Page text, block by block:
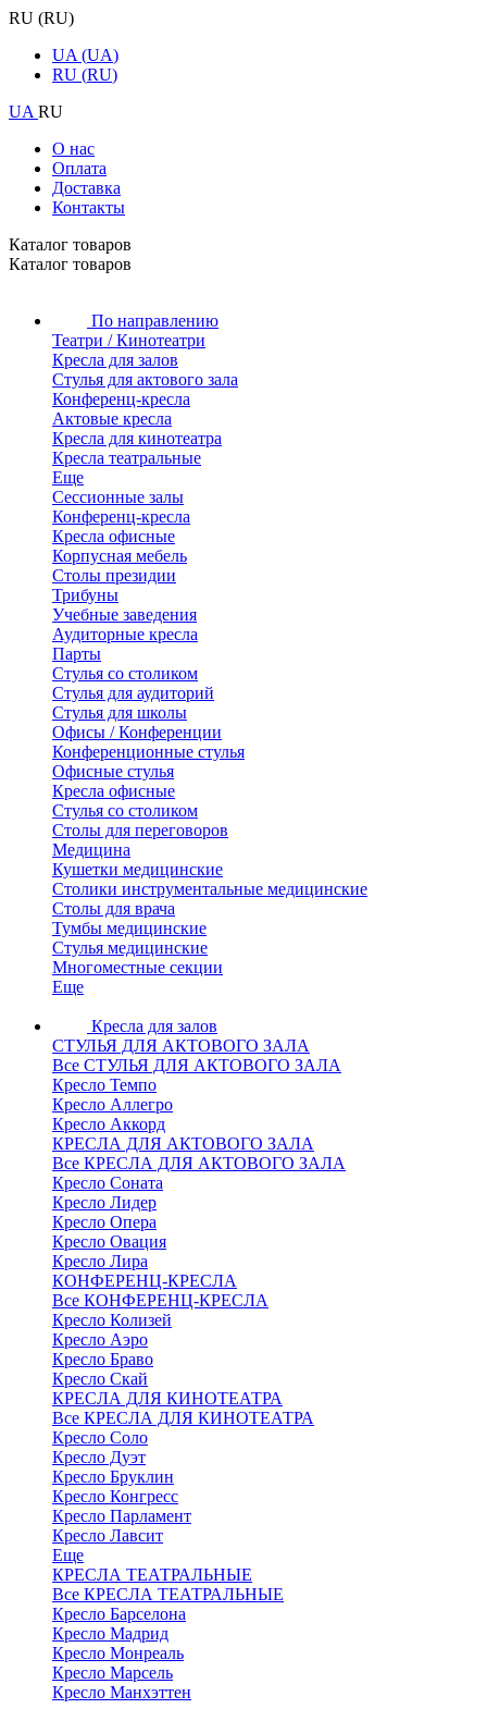
RU (RU)
UA (UA)
RU (RU)
UA RU
О нас
Оплата
Доставка
Контакты
Каталог товаров
Каталог товаров
По направлению
Театри / Кинотеатри
Кресла для залов
Стулья для актового зала
Конференц-кресла
Актовые кресла
Кресла для кинотеатра
Кресла театральные
Еще
Сессионные залы
Конференц-кресла
Кресла офисные
Корпусная мебель
Столы президии
Трибуны
Учебные заведения
Аудиторные кресла
Парты
Стулья со столиком
Стулья для аудиторий
Стулья для школы
Офисы / Конференции
Конференционные стулья
Офисные стулья
Кресла офисные
Стулья со столиком
Столы для переговоров
Медицина
Кушетки медицинские
Столики инструментальные медицинские
Столы для врача
Тумбы медицинские
Стулья медицинские
Многоместные секции
Еще
Кресла для залов
СТУЛЬЯ ДЛЯ АКТОВОГО ЗАЛА
Все СТУЛЬЯ ДЛЯ АКТОВОГО ЗАЛА
Кресло Темпо
Кресло Аллегро
Кресло Аккорд
КРЕСЛА ДЛЯ АКТОВОГО ЗАЛА
Все КРЕСЛА ДЛЯ АКТОВОГО ЗАЛА
Кресло Соната
Кресло Лидер
Кресло Опера
Кресло Овация
Кресло Лира
КОНФЕРЕНЦ-КРЕСЛА
Все КОНФЕРЕНЦ-КРЕСЛА
Кресло Колизей
Кресло Аэро
Кресло Браво
Кресло Скай
КРЕСЛА ДЛЯ КИНОТЕАТРА
Все КРЕСЛА ДЛЯ КИНОТЕАТРА
Кресло Соло
Кресло Дуэт
Кресло Бруклин
Кресло Конгресс
Кресло Парламент
Кресло Лавсит
Еще
КРЕСЛА ТЕАТРАЛЬНЫЕ
Все КРЕСЛА ТЕАТРАЛЬНЫЕ
Кресло Барселона
Кресло Мадрид
Кресло Монреаль
Кресло Марсель
Кресло Манхэттен